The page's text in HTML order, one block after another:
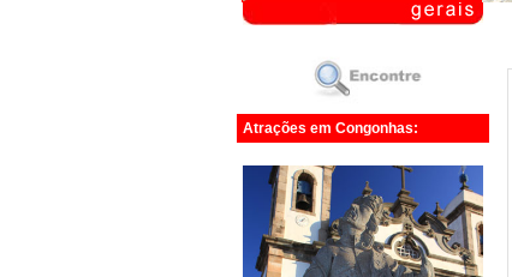
Atrações em Congonhas: